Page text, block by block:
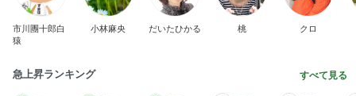
市川團十郎白
猿
小林麻央 だいたひかる 桃 クロ
急上昇ランキング すべて見る